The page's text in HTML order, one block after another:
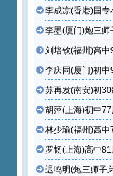
李成凉(香港)国专
李墨(厦门)炮三师
刘培钦(福州)高中
李庆同(厦门)初中
苏再发(南安)初30
胡萍(上海)初中77
林少瑜(福州)高中
罗韧(上海)高中81
迟鸣明(炮三师子